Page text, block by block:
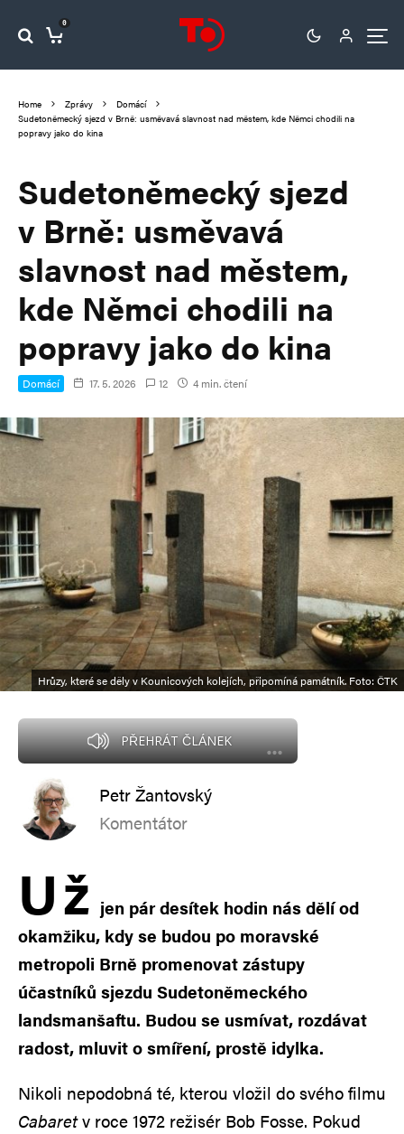
0
Home Zprávy
Domácí
Sudetoněmecký sjezd v Brně: usměvavá slavnost nad městem, kde Němci chodili na
popravy jako do kina
Sudetoněmecký sjezd
v Brně: usměvavá
slavnost nad městem,
kde Němci chodili na
popravy jako do kina
Domácí 17. 5. 2026 12 4 min. čtení
Hrůzy, které se děly v Kounicových kolejích, připomíná památník. Foto: ČTK
PŘEHRÁT ČLÁNEK
Petr Žantovský
Komentátor
Už jen pár desítek hodin nás dělí od
okamžiku, kdy se budou po moravské
metropoli Brně promenovat zástupy
účastníků sjezdu Sudetoněmeckého
landsmanšaftu. Budou se usmívat, rozdávat
radost, mluvit o smíření, prostě idylka.
Nikoli nepodobná té, kterou vložil do svého filmu
Cabaretv roce 1972 režisér Bob Fosse. Pokud